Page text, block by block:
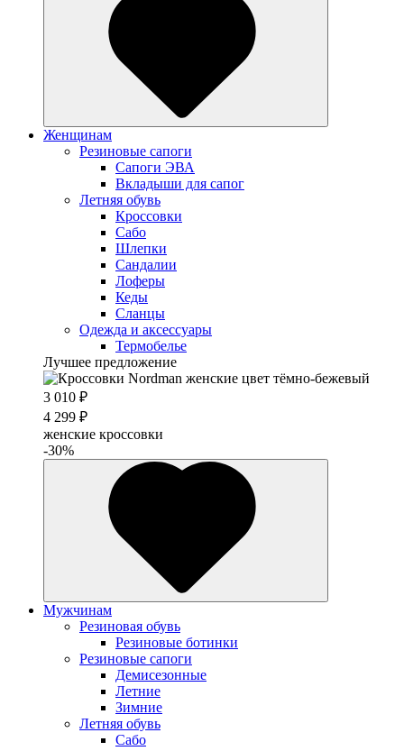
Женщинам
Резиновые сапоги
Cапоги ЭВА
Вкладыши для сапог
Летняя обувь
Кроссовки
Сабо
Шлепки
Сандалии
Лоферы
Кеды
Сланцы
Одежда и аксессуары
Термобелье
Лучшее предложение
3 010 ₽
4 299 ₽
женские кроссовки
-30%
Мужчинам
Резиновая обувь
Резиновые ботинки
Резиновые сапоги
Демисезонные
Летние
Зимние
Летняя обувь
Сабо